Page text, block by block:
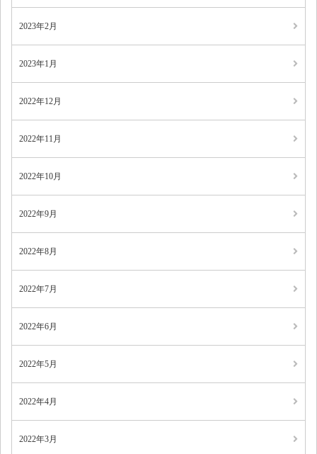
2023年2月
2023年1月
2022年12月
2022年11月
2022年10月
2022年9月
2022年8月
2022年7月
2022年6月
2022年5月
2022年4月
2022年3月